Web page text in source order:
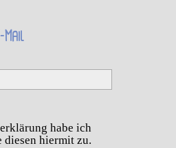
Mail
habe ich
diesen hiermit zu.